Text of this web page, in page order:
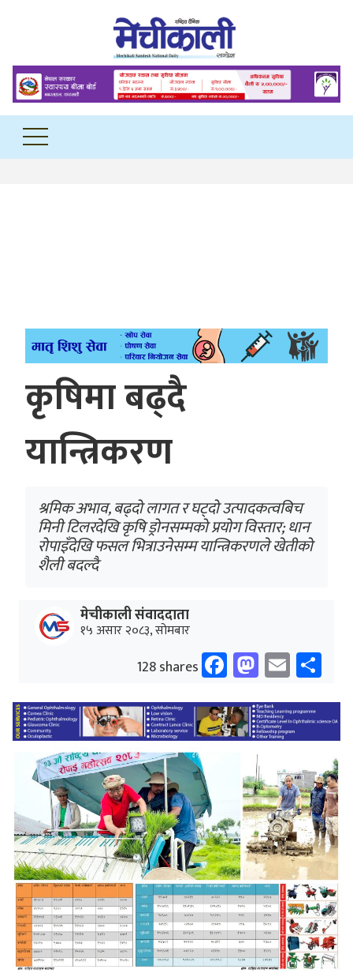
कृषिमा बढ्दै
यान्त्रिकरण
श्रमिक अभाव, बढ्दो लागत र घट्दो उत्पादकत्वबिच
मिनी टिलरदेखि कृषि ड्रोनसम्मको प्रयोग विस्तार; धान
रोपाइँदेखि फसल भित्राउनेसम्म यान्त्रिकरणले खेतीको
शैली बदल्दै
मेचीकाली संवाददाता
१५ असार २०८३, सोमबार
128 shares Facebook
Email